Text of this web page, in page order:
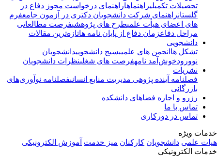
تحصیلات تکمیلیراهنماهاراهنمای درخواست مجوز دفاع در
گلستانراهنمای شرکت دانشجویان دکتری در آزمون جامعفرم
های اعضای هیأت علمیطرح های پژوهشیفرصت مطالعاتی
مراحل دفاعزمان دفاع از پایان نامه هاتازه‌ترین مقالات
دانشجویی
تشکل هاانجمن های علمیبسیج دانشجوییدانشجویان
نوورودخوش‌آمد نامهفرصت های شغلینظرات دانشجویان
نشریات
فصلنامه آینده پژوهی مدیریت منابع انسانیفصلنامه نوآوری‌های
بازرگانی
رزرو و اجاره فضاهای دانشکده
تماس با ما
تماس در دورکاری
ویژه
علمی دانشجویان کارکنان میز خدمت آموزش الکترونیکی
الکترونیکی